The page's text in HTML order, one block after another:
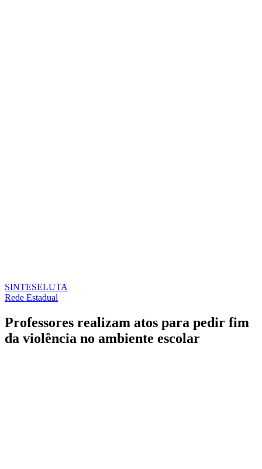
SINTESELUTA
Rede Estadual
Professores realizam atos para pedir fim
da violência no ambiente escolar